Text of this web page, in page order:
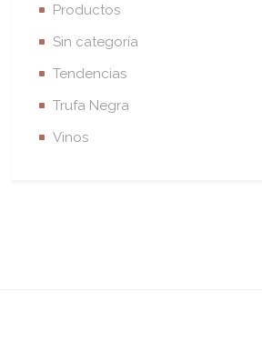
Productos
Sin categoría
Tendencias
Trufa Negra
Vinos